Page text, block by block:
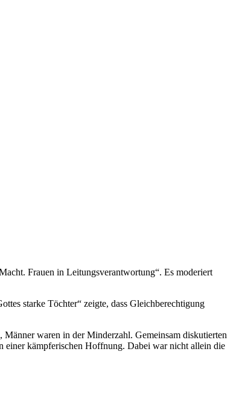
Frauen in Leitungsverantwortung“. Es moderiert
starke Töchter“ zeigte, dass Gleichberechtigung
waren in der Minderzahl. Gemeinsam diskutierten
einer kämpferischen Hoffnung. Dabei war nicht allein die